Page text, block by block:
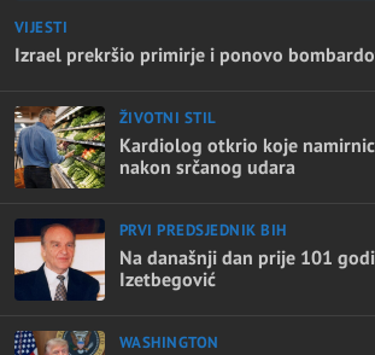
VIJESTI
Izrael prekršio primirje i ponovo
ŽIVOTNI STIL
Kardiolog otkrio koje
nakon srčanog udara
PRVI PREDSJEDNIK BIH
Na današnji dan prije 101
Izetbegović
WASHINGTON